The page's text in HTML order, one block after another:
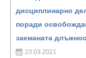
дисциплинарно
поради
заеманата
23.03.2021